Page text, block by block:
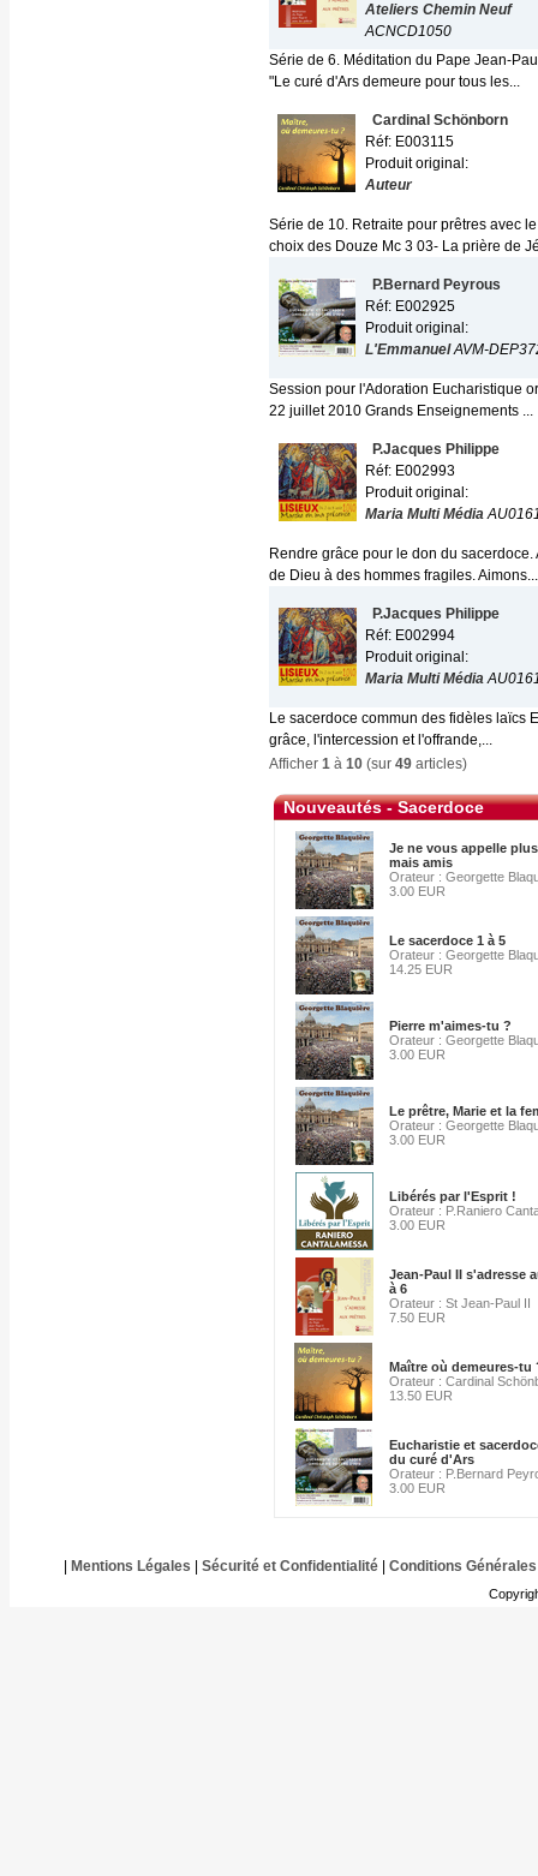
Ateliers Chemin Neuf
ACNCD1050
Série de 6. Méditation du Pape Jean-
"Le curé d'Ars demeure pour tous les...
Cardinal Schönborn
Réf: E003115
Produit original:
Auteur
Série de 10. Retraite pour prêtres avec
choix des Douze Mc 3 03- La prière de
P.Bernard Peyrous
Réf: E002925
Produit original:
L'EmmanuelAVM-
Session pour l'Adoration Eucharistique
22 juillet 2010 Grands Enseignements ...
P.Jacques Philippe
Réf: E002993
Produit original:
Maria Multi Média
Rendre grâce pour le don du
de Dieu à des hommes fragiles. Aimons...
P.Jacques Philippe
Réf: E002994
Produit original:
Maria Multi Média
Le sacerdoce commun des fidèles laïcs
grâce, l'intercession et l'offrande,...
Afficher 1 à 10 (sur 49 articles)
Nouveautés - Sacerdoce
Je ne vous appelle
mais amis
Orateur : Georgette
3.00 EUR
Le sacerdoce 1 à 5
Orateur : Georgette
14.25 EUR
Pierre m'aimes-tu ?
Orateur : Georgette
3.00 EUR
Le prêtre, Marie et la
Orateur : Georgette
3.00 EUR
Libérés par l'Esprit !
Orateur : P.Raniero
3.00 EUR
Jean-Paul II s'adresse
à 6
Orateur : St Jean-Paul II
7.50 EUR
Maître où demeures-tu
Orateur : Cardinal
13.50 EUR
Eucharistie et
du curé d'Ars
Orateur : P.Bernard
3.00 EUR
Mentions Légales Sécurité et Confidentialité| Conditions Générales